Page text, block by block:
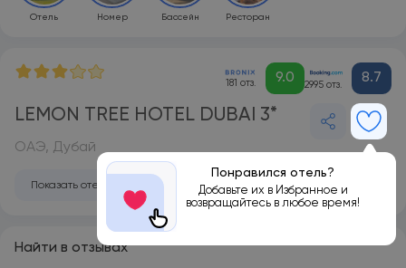
Отель Номер Бассейн Ресторан
181 отз. 9.0 2995 отз. 8.7
LEMON TREE HOTEL DUBAI 3*
Понравился отель?
Добавьте их в Избранное и
возвращайтесь в любое время!
ОАЭ, Дубай
Показать отель на карте
Найти в отзывах